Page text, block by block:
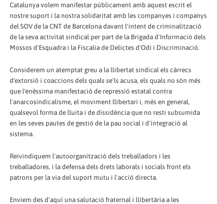
Catalunya volem manifestar públicament amb aquest escrit el
nostre suport i la nostra solidaritat amb les companyes i companys
del SOV de la CNT de Barcelona davant l'intent de criminalització
de la seva activitat sindical per part de la Brigada d'Informació dels
Mossos d'Esquadra i la Fiscalia de Delictes d'Odi i Discriminació.
Considerem un atemptat greu a la llibertat sindical els càrrecs
d'extorsió i coaccions dels quals se'ls acusa, els quals no són més
que l'enèssima manifestació de repressió estatal contra
l'anarcosindicalisme, el moviment llibertari i, més en general,
qualsevol forma de lluita i de dissidència que no resti subsumida
en les seves pautes de gestió de la pau social i d'integració al
sistema.
Reivindiquem l'autoorganització dels treballadors i les
treballadores, i la defensa dels drets laborals i socials front els
patrons per la via del suport mutu i l'acció directa.
Enviem des d'aquí una salutació fraternal i llibertària a les